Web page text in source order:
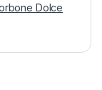
Dolce